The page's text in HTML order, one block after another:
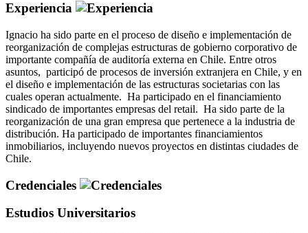
Experiencia
Ignacio ha sido parte en el proceso de diseño e implementación de
reorganización de complejas estructuras de gobierno corporativo de
importante compañía de auditoría externa en Chile. Entre otros
asuntos, participó de procesos de inversión extranjera en Chile, y en
el diseño e implementación de las estructuras societarias con las
cuales operan actualmente. Ha participado en el financiamiento
sindicado de importantes empresas del retail. Ha sido parte de la
reorganización de una gran empresa que pertenece a la industria de
distribución. Ha participado de importantes financiamientos
inmobiliarios, incluyendo nuevos proyectos en distintas ciudades de
Chile.
Credenciales
Estudios Universitarios